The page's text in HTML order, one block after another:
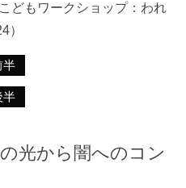
どもワークショップ：われ
）
半
半
光から闇へのコン